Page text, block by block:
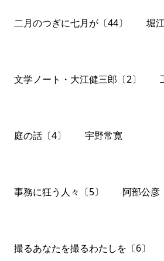
二月のつぎに七月が〔44〕 堀
文学ノート・大江健三郎〔2〕
庭の話〔4〕 宇野常寛
事務に狂う人々〔5〕 阿部公彦
撮るあなたを撮るわたしを〔6